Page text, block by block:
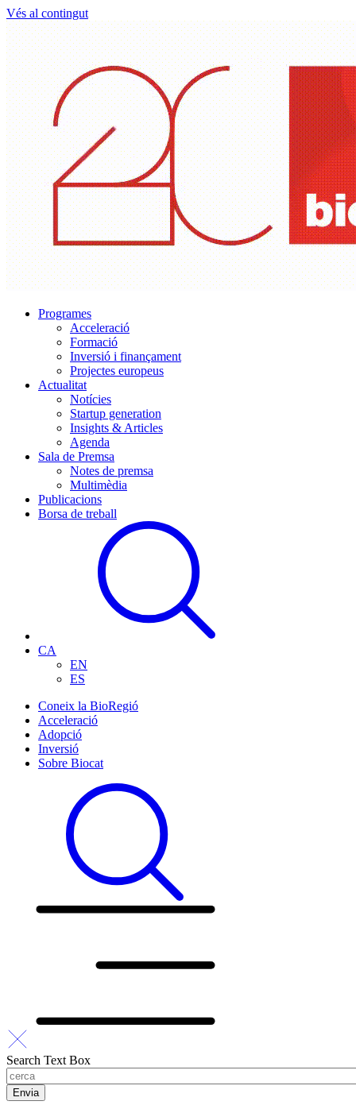
Vés al contingut
Programes
Acceleració
Formació
Inversió i finançament
Projectes europeus
Actualitat
Notícies
Startup generation
Insights & Articles
Agenda
Sala de Premsa
Notes de premsa
Multimèdia
Publicacions
Borsa de treball
CA
EN
ES
Coneix la BioRegió
Acceleració
Adopció
Inversió
Sobre Biocat
Search Text Box